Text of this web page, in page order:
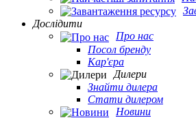
Дослідити
Про нас
Посол бренду
Кар'єра
Дилери
Знайти дилера
Стати дилером
Новини